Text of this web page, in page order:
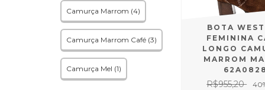
Camurça Marrom (4)
Camurça Marrom Café (3)
Camurça Mel (1)
BOTA
FEMININA
LONGO
MARROM
R$955,20 40